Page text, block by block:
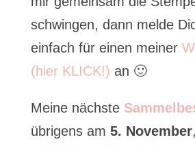
schwingen, dann melde
einfach für einen meiner
(hier KLICK!) an 🙂
Meine nächste
übrigens am 5. November